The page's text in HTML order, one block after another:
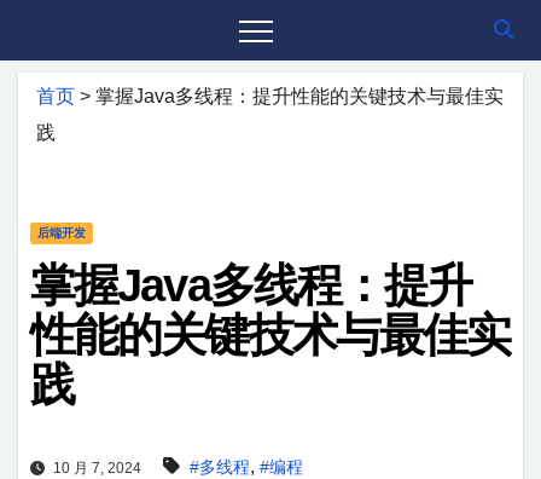
首页 > 掌握Java多线程：提升性能的关键技术与最佳实
践
后端开发
掌握Java多线程：提升
性能的关键技术与最佳实
践
10 月 7, 2024 #多线程, #编程